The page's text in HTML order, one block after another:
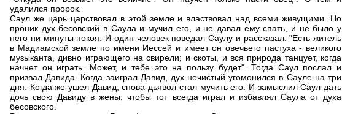
удалился пророк.
Саул же царь царствовал в этой земле и властвовал над всеми живущими. Но
проник дух бесовский в Саула и мучил его, и не давал ему спать, и не было у
него ни минуты покоя. И один человек поведал Саулу и рассказал: "Есть житель
в Мадиамской земле по имени Иессей и имеет он овечьего пастуха - великого
музыканта, дивно играющего на свирели; и скоты, и вся природа танцует, когда
начнет он играть. Может, и тебе это на пользу будет". Тогда Саул послал и
призвал Давида. Когда заиграл Давид, дух нечистый угомонился в Сауле на три
дня. Когда же ушел Давид, снова дьявол стал мучить его. И замыслил Саул дать
дочь свою Давиду в жены, чтобы тот всегда играл и избавлял Саула от духа
бесовского.